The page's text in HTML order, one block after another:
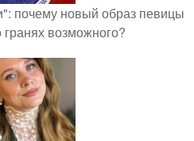
почему новый образ певицы
возможного?